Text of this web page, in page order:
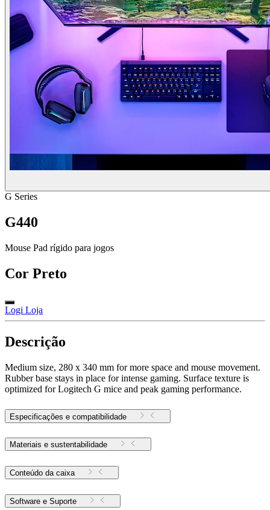
G Series
G440
Mouse Pad rígido para jogos
Cor Preto
Logi Loja
Descrição
Medium size, 280 x 340 mm for more space and mouse movement.
Rubber base stays in place for intense gaming. Surface texture is
optimized for Logitech G mice and peak gaming performance.
Especificações e compatibilidade
Materiais e sustentabilidade
Conteúdo da caixa
Software e Suporte